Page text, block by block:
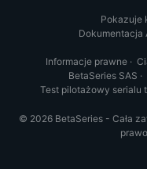
Pokazuje
Dokumentacja
Informacje prawne·
BetaSeries SAS ·
Test pilotażowy serialu
© 2026 BetaSeries - Cała